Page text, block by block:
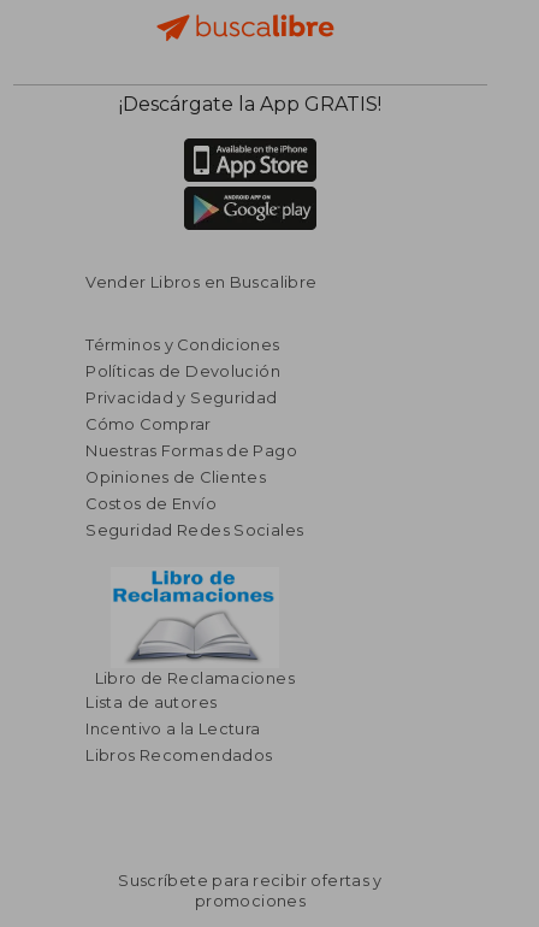
¡Descárgate la App GRATIS!
Vender Libros en Buscalibre
Términos y Condiciones
Políticas de Devolución
Privacidad y Seguridad
Cómo Comprar
Nuestras Formas de Pago
Opiniones de Clientes
Costos de Envío
Seguridad Redes Sociales
Libro de Reclamaciones
Lista de autores
Incentivo a la Lectura
Libros Recomendados
Suscríbete para recibir ofertas y
promociones